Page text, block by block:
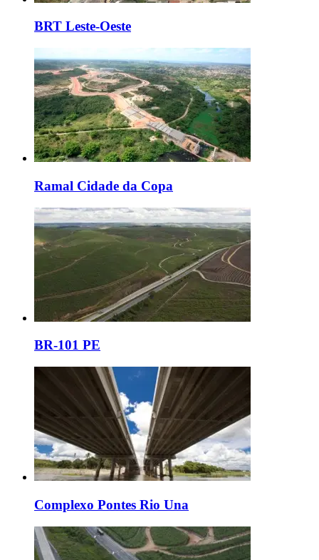
BRT Leste-Oeste
Ramal Cidade da Copa
BR-101 PE
Complexo Pontes Rio Una